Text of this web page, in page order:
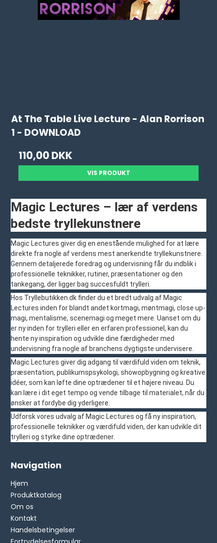
At The Table Live Lecture - Alan Rorrison
1 - DOWNLOAD
110,00 DKK
VIS PRODUKT
Magic Lectures – lær af verdens
bedste tryllekunstnere
Magic Lectures giver dig en enestående mulighed for at lære
direkte fra nogle af verdens mest anerkendte tryllekunstnere.
Gennem detaljerede foredrag og undervisning får du indblik i
professionelle teknikker, rutiner, præsentationer og den
tankegang, der ligger bag succesfuldt trylleri.
Hos Tryllebutikken.dk finder du et bredt udvalg af Magic
Lectures inden for blandt andet kortmagi, møntmagi, close up-
magi, mentalisme, scenemagi og meget mere. Uanset om du
er ny inden for trylleri eller en erfaren professionel, kan du
hente ny inspiration og udvikle dine færdigheder med
undervisning fra nogle af branchens dygtigste undervisere.
Magic Lectures giver dig adgang til værdifuld viden om teknik,
præsentation, publikumspsykologi, showopbygning og kreative
idéer, som kan løfte dine optrædener til et højere niveau. Du
kan lære i dit eget tempo og vende tilbage til materialet, når du
ønsker at fordybe dig yderligere.
Udforsk vores udvalg af Magic Lectures og få ny inspiration,
professionelle teknikker og værdifuld viden, der kan udvikle dit
trylleri og styrke dine optrædener.
Navigation
Hjem
Produktkatalog
Om os
Kontakt
Handelsbetingelser